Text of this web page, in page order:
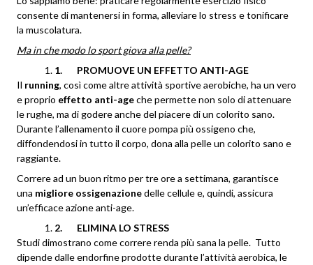
consente di mantenersi in forma, alleviare lo stress e tonificare
la muscolatura.
Ma in che modo lo sport giova alla pelle?
1. PROMUOVE UN EFFETTO ANTI-AGE
Il running, così come altre attività sportive aerobiche, ha un vero
e proprio effetto anti-ageche permette non solo di attenuare
le rughe, ma di godere anche del piacere di un colorito sano.
Durante l’allenamento il cuore pompa più ossigeno che,
diffondendosi in tutto il corpo, dona alla pelle un colorito sano e
raggiante.
Correre ad un buon ritmo per tre ore a settimana, garantisce
una migliore ossigenazionedelle cellule e, quindi, assicura
un’efficace azione anti-age.
2. ELIMINA LO STRESS
Studi dimostrano come correre renda più sana la pelle. Tutto
dipende dalle endorfine prodotte durante l’attività aerobica, le